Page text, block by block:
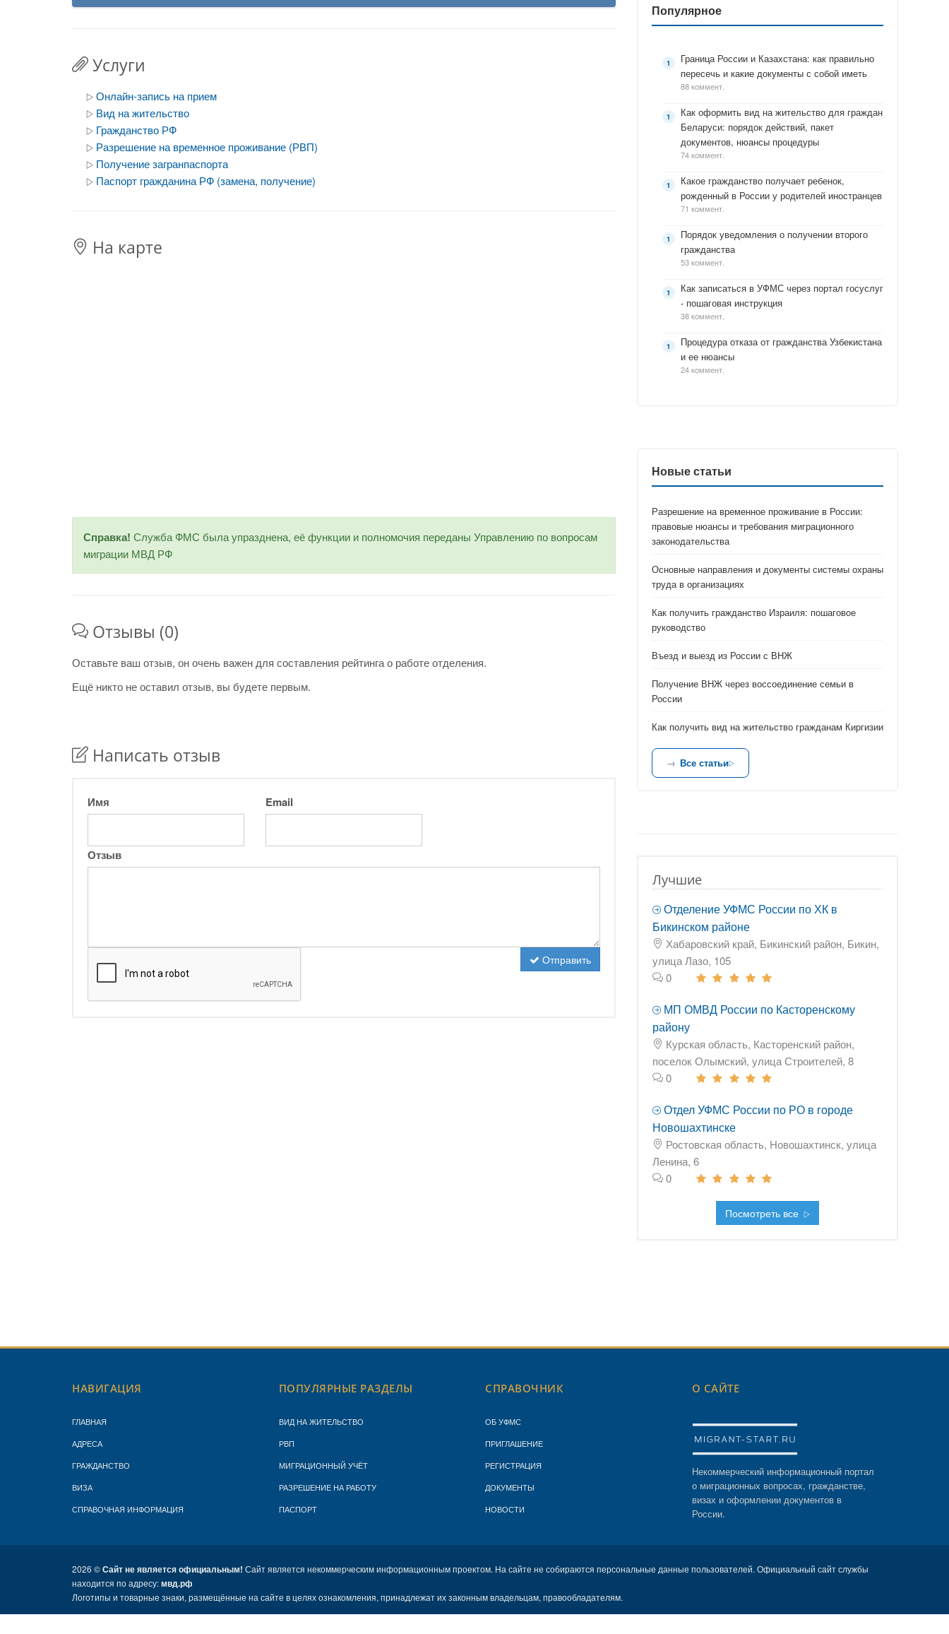
Услуги
Онлайн-запись на прием
Вид на жительство
Гражданство РФ
Разрешение на временное проживание (РВП)
Получение загранпаспорта
Паспорт гражданина РФ (замена, получение)
На карте
Справка! Служба ФМС была упразднена, её функции и полномочия переданы Управлению по вопросам
миграции МВД РФ
Отзывы (0)
Оставьте ваш отзыв, он очень важен для составления рейтинга о работе отделения.
Ещё никто не оставил отзыв, вы будете первым.
Написать отзыв
Имя Email
Отзыв
Отправить
Популярное
Граница России и Казахстана: как правильно
пересечь и какие документы с собой иметь
88 коммент.
Как оформить вид на жительство для граждан
Беларуси: порядок действий, пакет
документов, нюансы процедуры
74 коммент.
Какое гражданство получает ребенок,
рожденный в России у родителей иностранцев
71 коммент.
Порядок уведомления о получении второго
гражданства
53 коммент.
Как записаться в УФМС через портал госуслуг
- пошаговая инструкция
38 коммент.
Процедура отказа от гражданства Узбекистана
и ее нюансы
24 коммент.
Новые статьи
Разрешение на временное проживание в России:
правовые нюансы и требования миграционного
законодательства
Основные направления и документы системы охраны
труда в организациях
Как получить гражданство Израиля: пошаговое
руководство
Въезд и выезд из России с ВНЖ
Получение ВНЖ через воссоединение семьи в
России
Как получить вид на жительство гражданам Киргизии
Все статьи
Лучшие
Отделение УФМС России по ХК в
Бикинском районе
Хабаровский край, Бикинский район, Бикин,
улица Лазо, 105
0
МП ОМВД России по Касторенскому
району
Курская область, Касторенский район,
поселок Олымский, улица Строителей, 8
0
Отдел УФМС России по РО в городе
Новошахтинске
Ростовская область, Новошахтинск, улица
Ленина, 6
0
Посмотреть все
НАВИГАЦИЯ
ГЛАВНАЯ
АДРЕСА
ГРАЖДАНСТВО
ВИЗА
СПРАВОЧНАЯ ИНФОРМАЦИЯ
ПОПУЛЯРНЫЕ РАЗДЕЛЫ
ВИД НА ЖИТЕЛЬСТВО
РВП
МИГРАЦИОННЫЙ УЧЁТ
РАЗРЕШЕНИЕ НА РАБОТУ
ПАСПОРТ
СПРАВОЧНИК
ОБ УФМС
ПРИГЛАШЕНИЕ
РЕГИСТРАЦИЯ
ДОКУМЕНТЫ
НОВОСТИ
О САЙТЕ
Некоммерческий информационный портал
о миграционных вопросах, гражданстве,
визах и оформлении документов в
России.
2026 ©Сайт не является официальным! Сайт является некоммерческим информационным проектом. На сайте не собираются персональные данные пользователей. Официальный сайт службы
находится по адресу:мвд.рф
Логотипы и товарные знаки, размещённые на сайте в целях ознакомления, принадлежат их законным владельцам, правообладателям.